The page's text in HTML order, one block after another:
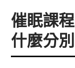
催眠課
什麼分